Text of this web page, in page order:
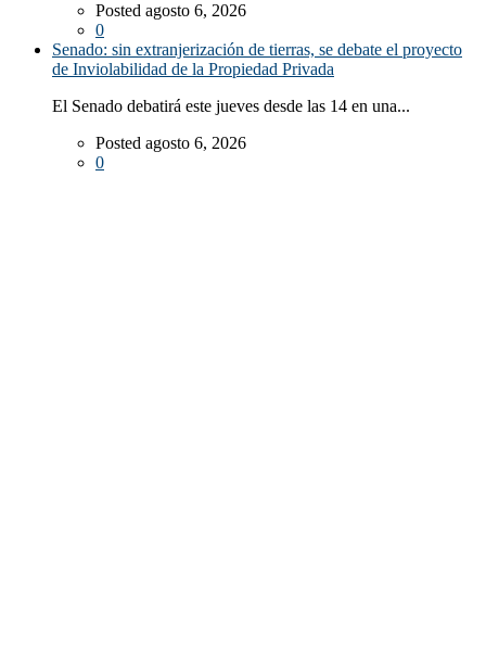
Posted agosto 6, 2026
0
Senado: sin extranjerización de tierras, se debate el proyecto
de Inviolabilidad de la Propiedad Privada
El Senado debatirá este jueves desde las 14 en una...
Posted agosto 6, 2026
0